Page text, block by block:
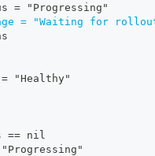
= "Progressing"
= "Waiting for
"Healthy"
== nil